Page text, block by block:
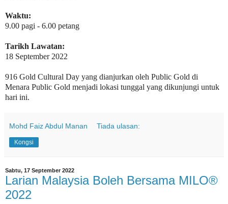
Waktu:
9.00 pagi - 6.00 petang
Tarikh Lawatan:
18 September 2022
916 Gold Cultural Day yang dianjurkan oleh Public Gold di
Menara Public Gold menjadi lokasi tunggal yang dikunjungi untuk
hari ini.
Mohd Faiz Abdul Manan Tiada ulasan:
Kongsi
Sabtu, 17 September 2022
Larian Malaysia Boleh Bersama MILO®
2022